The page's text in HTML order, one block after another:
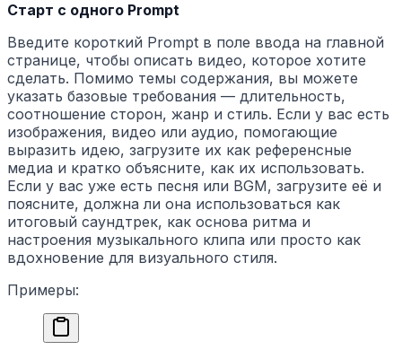
Старт с одного Prompt
Введите короткий Prompt в поле ввода на главной
странице, чтобы описать видео, которое хотите
сделать. Помимо темы содержания, вы можете
указать базовые требования — длительность,
соотношение сторон, жанр и стиль. Если у вас есть
изображения, видео или аудио, помогающие
выразить идею, загрузите их как референсные
медиа и кратко объясните, как их использовать.
Если у вас уже есть песня или BGM, загрузите её и
поясните, должна ли она использоваться как
итоговый саундтрек, как основа ритма и
настроения музыкального клипа или просто как
вдохновение для визуального стиля.
Примеры: